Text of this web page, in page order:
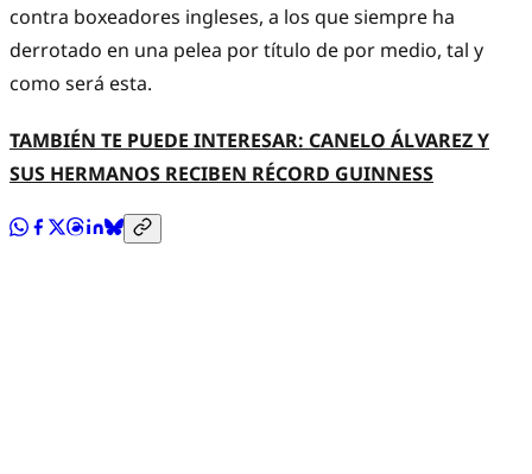
contra boxeadores ingleses, a los que siempre ha
derrotado en una pelea por título de por medio, tal y
como será esta.
TAMBIÉN TE PUEDE INTERESAR: CANELO ÁLVAREZ Y
SUS HERMANOS RECIBEN RÉCORD GUINNESS